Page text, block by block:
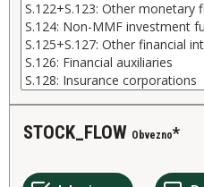
STOCK_FLOW Obvezno